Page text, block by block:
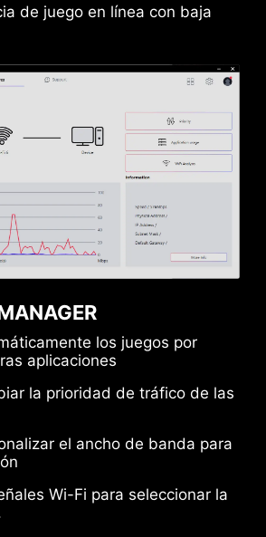
de juego en línea con baja
los juegos por
aplicaciones
la prioridad de tráfico de las
el ancho de banda para
Wi-Fi para seleccionar la